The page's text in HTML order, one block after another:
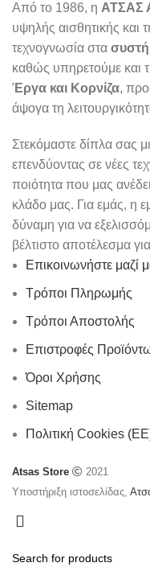
Από το 1986, η ΑΤΣΑΣ
υψηλής αισθητικής και
τεχνογνωσία στα
καθώς υπηρετούμε και
Έργα και Κορνίζα,
άψογα τη
Στεκόμαστε δίπλα σας
επενδύοντας σε νέες
ποιότητα που μας
κλάδο μας. Για εμάς, η
δύναμη για να
βέλτιστο αποτέλεσμα
Επικοινωνήστε μαζί
Τρόποι Πληρωμής
Τρόποι Αποστολής
Επιστροφές
Όροι Χρήσης
Sitemap
Πολιτική Cookies
Atsas Store
2021
Υποστήριξη ιστοσελίδας,